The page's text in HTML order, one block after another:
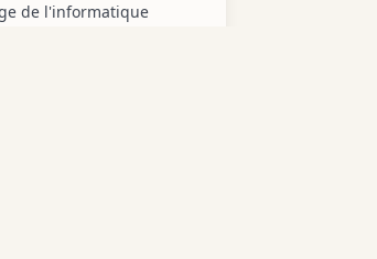
de l'informatique